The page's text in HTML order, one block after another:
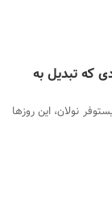
که تبدیل به
نولان، این روزها